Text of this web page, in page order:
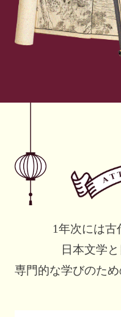
1年次には古
日本文学
専門的な学びのた